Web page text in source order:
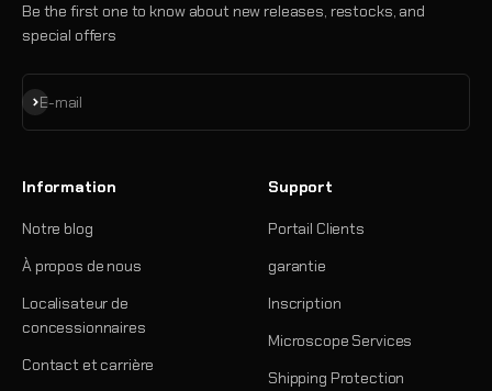
Be the first one to know about new releases, restocks, and
special offers
E-mail
S'inscrire
Information
Notre blog
À propos de nous
Localisateur de
concessionnaires
Contact et carrière
Support
Portail Clients
garantie
Inscription
Microscope Services
Shipping Protection